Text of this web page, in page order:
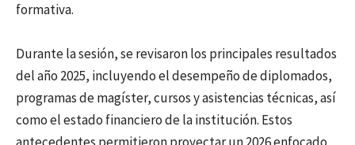
formativa.
Durante la sesión, se revisaron los principales resultados
del año 2025, incluyendo el desempeño de diplomados,
programas de magíster, cursos y asistencias técnicas, así
como el estado financiero de la institución. Estos